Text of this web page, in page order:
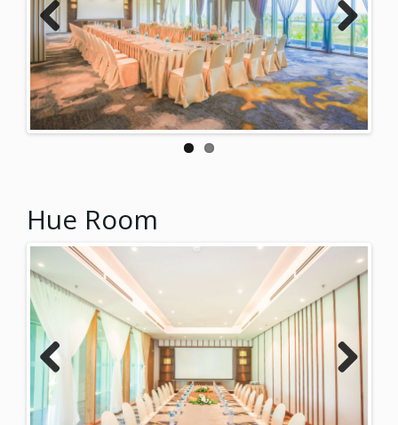
Previ
ous
Next
Hue Room
Previ
ous
Next